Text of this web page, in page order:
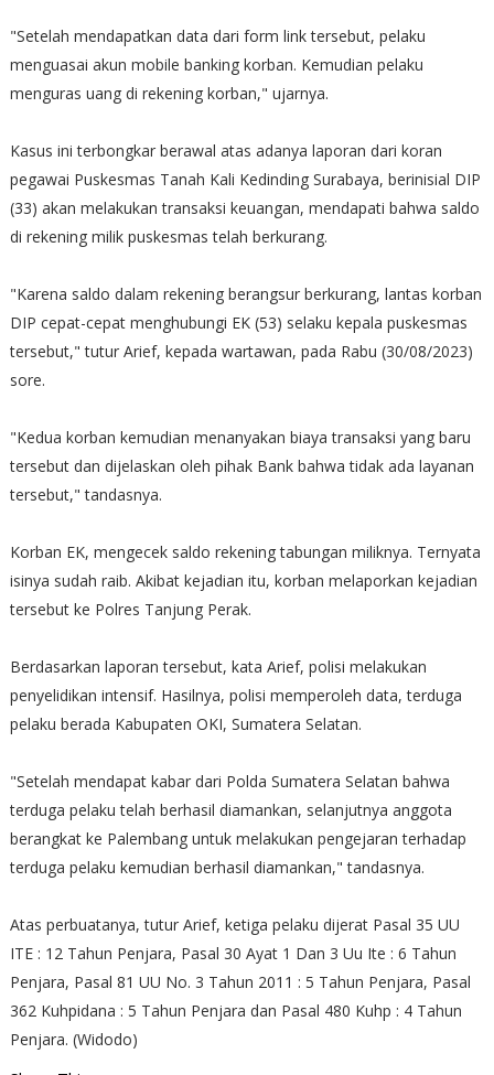
"Setelah mendapatkan data dari form link tersebut, pelaku
menguasai akun mobile banking korban. Kemudian pelaku
menguras uang di rekening korban," ujarnya.
Kasus ini terbongkar berawal atas adanya laporan dari koran
pegawai Puskesmas Tanah Kali Kedinding Surabaya, berinisial DIP
(33) akan melakukan transaksi keuangan, mendapati bahwa saldo
di rekening milik puskesmas telah berkurang.
"Karena saldo dalam rekening berangsur berkurang, lantas korban
DIP cepat-cepat menghubungi EK (53) selaku kepala puskesmas
tersebut," tutur Arief, kepada wartawan, pada Rabu (30/08/2023)
sore.
"Kedua korban kemudian menanyakan biaya transaksi yang baru
tersebut dan dijelaskan oleh pihak Bank bahwa tidak ada layanan
tersebut," tandasnya.
Korban EK, mengecek saldo rekening tabungan miliknya. Ternyata
isinya sudah raib. Akibat kejadian itu, korban melaporkan kejadian
tersebut ke Polres Tanjung Perak.
Berdasarkan laporan tersebut, kata Arief, polisi melakukan
penyelidikan intensif. Hasilnya, polisi memperoleh data, terduga
pelaku berada Kabupaten OKI, Sumatera Selatan.
"Setelah mendapat kabar dari Polda Sumatera Selatan bahwa
terduga pelaku telah berhasil diamankan, selanjutnya anggota
berangkat ke Palembang untuk melakukan pengejaran terhadap
terduga pelaku kemudian berhasil diamankan," tandasnya.
Atas perbuatanya, tutur Arief, ketiga pelaku dijerat Pasal 35 UU
ITE : 12 Tahun Penjara, Pasal 30 Ayat 1 Dan 3 Uu Ite : 6 Tahun
Penjara, Pasal 81 UU No. 3 Tahun 2011 : 5 Tahun Penjara, Pasal
362 Kuhpidana : 5 Tahun Penjara dan Pasal 480 Kuhp : 4 Tahun
Penjara. (Widodo)